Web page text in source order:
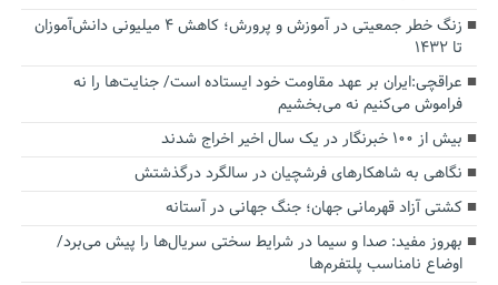
زنگ خطر جمعیتی در آموزش و پرورش؛ کاهش ۴ میلیونی دانش‌آموزان
تا ۱۴۳۲
عراقچی:ایران بر عهد مقاومت خود ایستاده است/ جنایت‌ها را نه
فراموش می‌کنیم نه می‌بخشیم
بیش از ۱۰۰ خبرنگار در یک سال اخیر اخراج شدند
نگاهی به شاهکارهای فرشچیان در سالگرد درگذشتش
کشتی آزاد قهرمانی جهان؛ جنگ جهانی در آستانه
بهروز مفید: صدا و سیما در شرایط سختی سریال‌ها را پیش می‌برد/
اوضاع نامناسب پلتفرم‌ها